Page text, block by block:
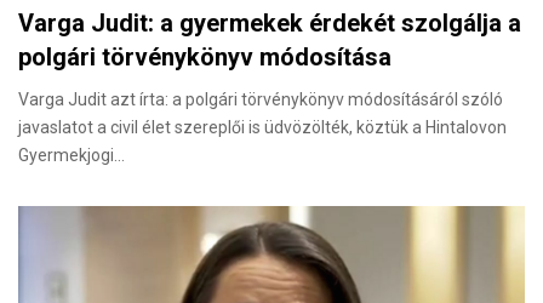
Varga Judit: a gyermekek érdekét szolgálja a
polgári törvénykönyv módosítása
Varga Judit azt írta: a polgári törvénykönyv módosításáról szóló
javaslatot a civil élet szereplői is üdvözölték, köztük a Hintalovon
Gyermekjogi…